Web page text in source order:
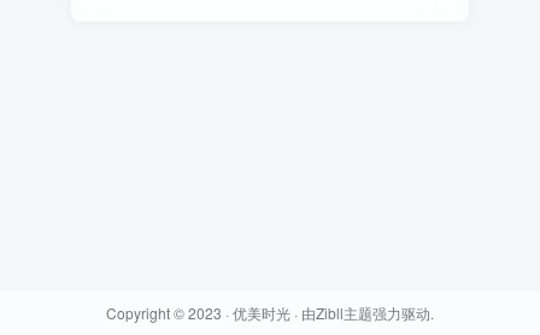
Copyright © 2023 · 优美时光 · 由Zibll主题强力驱动.